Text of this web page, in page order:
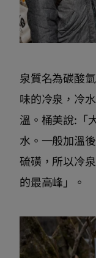
泉質名為碳酸
味的冷泉，冷
溫。桶美說:「
水。一般加溫
硫磺，所以冷
的最高峰」。